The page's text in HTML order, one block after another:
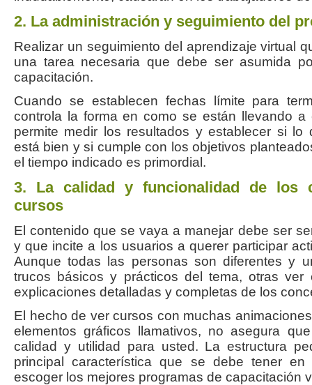
2. La administración y seguimiento del
Realizar un seguimiento del aprendizaje virtual
una tarea necesaria que debe ser asumida
capacitación.
Cuando se establecen fechas límite para
controla la forma en como se están llevando a
permite medir los resultados y establecer si lo
está bien y si cumple con los objetivos
el tiempo indicado es primordial.
3. La calidad y funcionalidad de los
cursos
El contenido que se vaya a manejar debe ser
y que incite a los usuarios a querer participar
Aunque todas las personas son diferentes y
trucos básicos y prácticos del tema, otras ver
explicaciones detalladas y completas de los
El hecho de ver cursos con muchas
elementos gráficos llamativos, no asegura
calidad y utilidad para usted. La estructura
principal característica que se debe tener
escoger los mejores programas de capacitación